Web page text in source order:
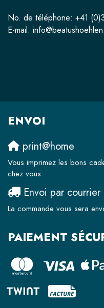
No. de téléphone: +41
E-mail:
ENVOI
print@home
Vous imprimez les bons
chez vous.
Envoi par courrier
La commande vous sera
PAIEMENT